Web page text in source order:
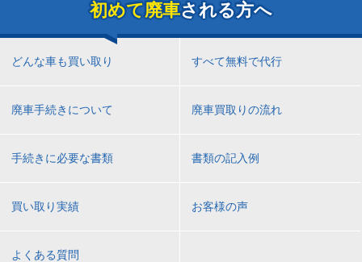
初めて廃車される方へ
どんな車も買い取り すべて無料で代行
廃車手続きについて 廃車買取りの流れ
手続きに必要な書類 書類の記入例
買い取り実績 お客様の声
よくある質問